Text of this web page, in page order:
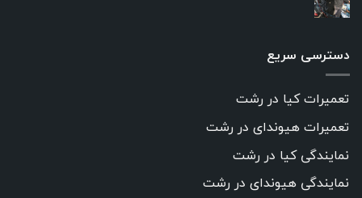
دسترسی سریع
تعمیرات کیا در رشت
تعمیرات هیوندای در رشت
نمایندگی کیا در رشت
نمایندگی هیوندای در رشت